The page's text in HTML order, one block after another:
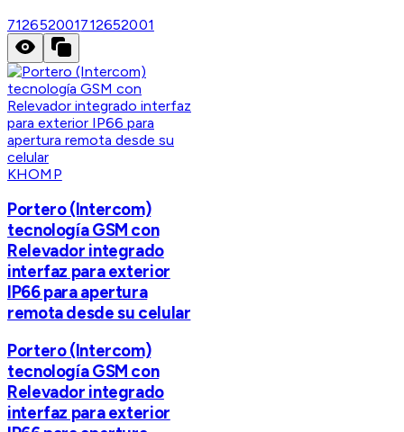
712652001712652001
KHOMP
Portero (Intercom)
tecnología GSM con
Relevador integrado
interfaz para exterior
IP66 para apertura
remota desde su celular
Portero (Intercom)
tecnología GSM con
Relevador integrado
interfaz para exterior